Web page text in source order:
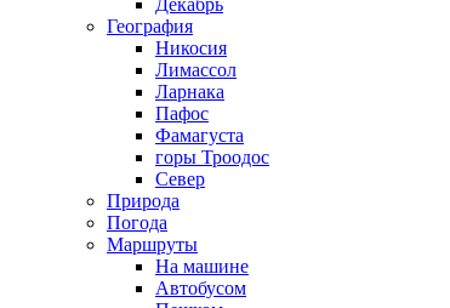
Декабрь
География
Никосия
Лимассол
Ларнака
Пафос
Фамагуста
горы Троодос
Север
Природа
Погода
Маршруты
На машине
Автобусом